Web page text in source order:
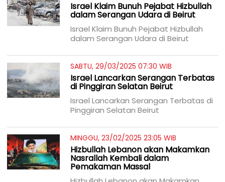
Israel Klaim Bunuh Pejabat Hizbullah
dalam Serangan Udara di Beirut
Israel Klaim Bunuh Pejabat Hizbullah
dalam Serangan Udara di Beirut
SABTU, 29/03/2025 07:30 WIB
Israel Lancarkan Serangan Terbatas
di Pinggiran Selatan Beirut
Israel Lancarkan Serangan Terbatas di
Pinggiran Selatan Beirut
MINGGU, 23/02/2025 23:05 WIB
Hizbullah Lebanon akan Makamkan
Nasrallah Kembali dalam
Pemakaman Massal